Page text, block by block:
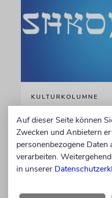
KULTURKOLUMNE
Die schmerzhafte
Gerechte
von Laura Cazés
Auf dieser Seite können
Zwecken und Anbietern
personenbezogene
verarbeiten.
in unserer